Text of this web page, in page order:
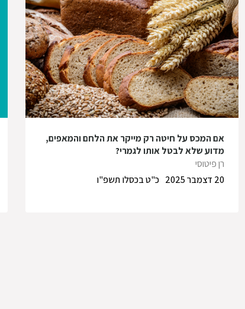
אם המכס על חיטה רק מייקר את הלחם והמאפים,
מדוע שלא לבטל אותו לגמרי?
רן פיטוסי
כ"ט בכסלו תשפ"ו
20 דצמבר 2025